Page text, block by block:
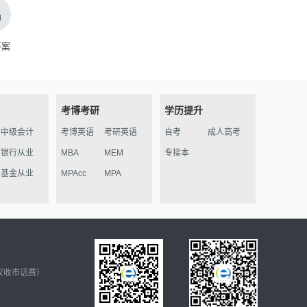
中级会计
银行从业
基金从业
考博考研
考博英语 考研英语
MBA MEM
MPAcc MPA
学历提升
自考 成人高考
专接本
收市话费）